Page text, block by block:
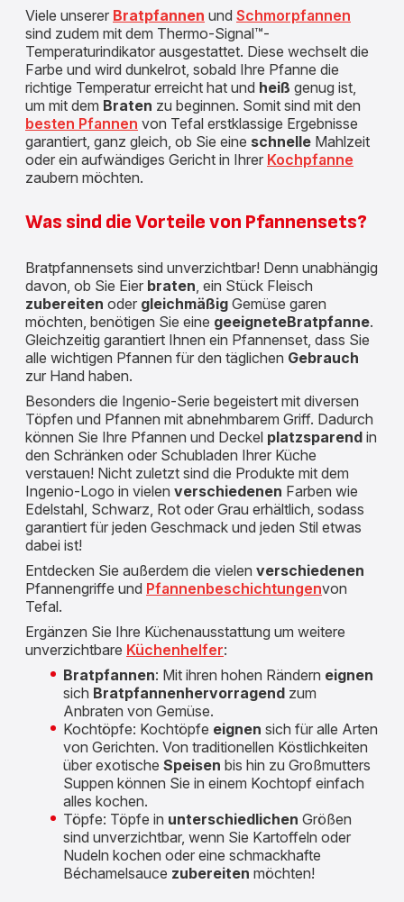
Viele unserer Bratpfannen und Schmorpfannen
sind zudem mit dem Thermo-Signal™-
Temperaturindikator ausgestattet. Diese wechselt die
Farbe und wird dunkelrot, sobald Ihre Pfanne die
richtige Temperatur erreicht hat und heiß genug ist,
um mit dem Braten zu beginnen. Somit sind mit den
besten Pfannen von Tefal erstklassige Ergebnisse
garantiert, ganz gleich, ob Sie eine schnelle Mahlzeit
oder ein aufwändiges Gericht in Ihrer Kochpfanne
zaubern möchten.
Was sind die Vorteile von Pfannensets?
Bratpfannensets sind unverzichtbar! Denn unabhängig
davon, ob Sie Eier braten , ein Stück Fleisch
zubereiten oder gleichmäßig Gemüse garen
möchten, benötigen Sie eine geeigneteBratpfanne.
Gleichzeitig garantiert Ihnen ein Pfannenset, dass Sie
alle wichtigen Pfannen für den täglichen Gebrauch
zur Hand haben.
Besonders die Ingenio-Serie begeistert mit diversen
Töpfen und Pfannen mit abnehmbarem Griff. Dadurch
können Sie Ihre Pfannen und Deckel platzsparend in
den Schränken oder Schubladen Ihrer Küche
verstauen! Nicht zuletzt sind die Produkte mit dem
Ingenio-Logo in vielen verschiedenen Farben wie
Edelstahl, Schwarz, Rot oder Grau erhältlich, sodass
garantiert für jeden Geschmack und jeden Stil etwas
dabei ist!
Entdecken Sie außerdem die vielen verschiedenen
Pfannengriffe und Pfannenbeschichtungenvon
Tefal.
Ergänzen Sie Ihre Küchenausstattung um weitere
unverzichtbare Küchenhelfer:
Bratpfannen: Mit ihren hohen Rändern eignen
sich Bratpfannenhervorragend zum
Anbraten von Gemüse.
Kochtöpfe: Kochtöpfe eignen sich für alle Arten
von Gerichten. Von traditionellen Köstlichkeiten
über exotische Speisen bis hin zu Großmutters
Suppen können Sie in einem Kochtopf einfach
alles kochen.
Töpfe: Töpfe in unterschiedlichen Größen
sind unverzichtbar, wenn Sie Kartoffeln oder
Nudeln kochen oder eine schmackhafte
Béchamelsauce zubereiten möchten!